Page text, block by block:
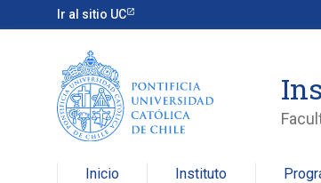
Ir al sitio UC
Inicio Instituto